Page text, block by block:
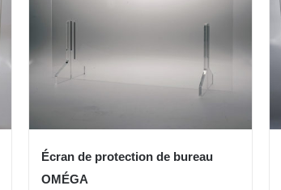
Écran de protection de bureau
OMÉGA